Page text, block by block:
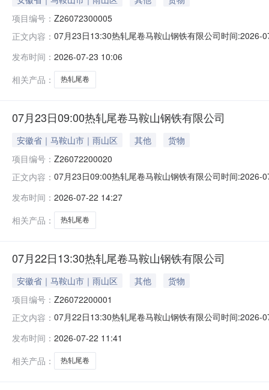
项目编号： Z26072300005
正文内容： 07月23日13:30热轧尾卷马鞍山钢铁有限公司时间
保证金：￥1,700.00元交易保证金：￥1,700.00元竞价
发布时间： 2026-07-23 10:06
相关产品：
热轧尾卷
07月23日09:00热轧尾卷马鞍山钢铁有限公司
安徽省｜马鞍山市｜雨山区 其他
货物
项目编号： Z26072200020
正文内容： 07月23日09:00热轧尾卷马鞍山钢铁有限公司时间
保证金：￥1,700.00元交易保证金：￥1,700.00元竞价
发布时间： 2026-07-22 14:27
相关产品：
热轧尾卷
07月22日13:30热轧尾卷马鞍山钢铁有限公司
安徽省｜马鞍山市｜雨山区 其他
货物
项目编号： Z26072200001
正文内容： 07月22日13:30热轧尾卷马鞍山钢铁有限公司时间
保证金：￥500.00元交易保证金：￥500.00元竞价保
发布时间： 2026-07-22 11:41
相关产品：
热轧尾卷